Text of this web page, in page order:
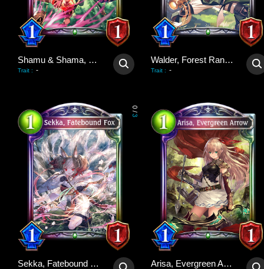
Shamu & Shama, Posh Felines
Trait : -
Walder, Forest Ranger
Trait : -
0
/
3
Sekka, Fatebound Fox Arisa, Evergreen Arrow